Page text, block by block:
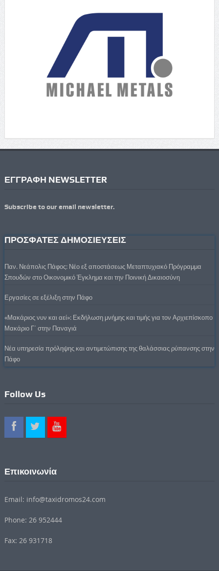
ΕΓΓΡΑΦΗ NEWSLETTER
Subscribe to our email newsletter.
ΠΡΟΣΦΑΤΕΣ ΔΗΜΟΣΙΕΥΣΕΙΣ
Παν. Νεάπολις Πάφος: Νέο εξ αποστάσεως Μεταπτυχιακό Πρόγραμμα
Σπουδών στο Οικονομικό Έγκλημα και την Ποινική Δικαιοσύνη
Εργασίες σε εξέλιξη στην Πάφο
«Μακάριος νυν και αεί»: Εκδήλωση μνήμης και τιμής για τον Αρχιεπίσκοπο
Μακάριο Γ΄ στην Παναγιά
Νέα υπηρεσία πρόληψης και αντιμετώπισης της θαλάσσιας ρύπανσης στην
Πάφο
Follow Us
Επικοινωνία
Email: info@taxidromos24.com
Phone: 26 952444
Fax: 26 931718